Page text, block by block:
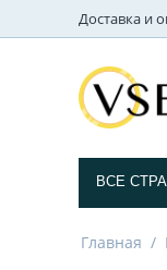
Доставка и
ВСЕ
Главная /